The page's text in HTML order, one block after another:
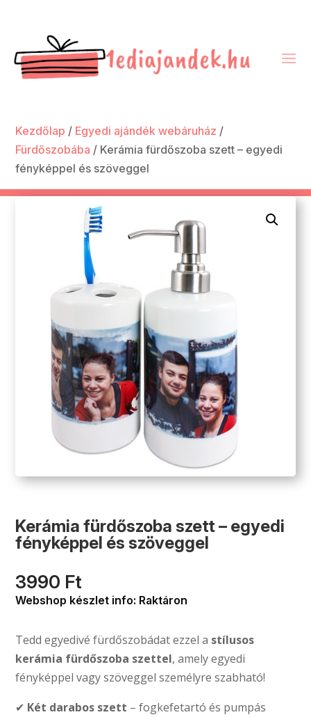
Kezdőlap / Egyedi ajándék webáruház /
Fürdőszobába / Kerámia fürdőszoba szett – egyedi
fényképpel és szöveggel
Kerámia fürdőszoba szett – egyedi
fényképpel és szöveggel
3990 Ft
Webshop készlet info: Raktáron
Tedd egyedivé fürdőszobádat ezzel a stílusos
kerámia fürdőszoba szettel, amely egyedi
fényképpel vagy szöveggel személyre szabható!
✔ Két darabos szett – fogkefetartó és pumpás